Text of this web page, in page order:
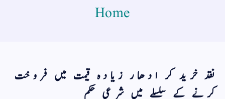
Home
نقد خرید کر ادھار زیادہ قیمت میں فروخت
کرنے کے سلسلے میں شرعی حکم